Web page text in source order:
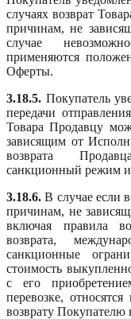
случаях возврат
причинам, не
случае
применяются
Оферты.
3.18.5. Покупатель
передачи
Товара Продавцу
зависящим от
возврата
санкционный режим
3.18.6. В случае если
причинам, не
включая правила
возврата,
санкционные
стоимость
с его
перевозке,
возврату Покупателю